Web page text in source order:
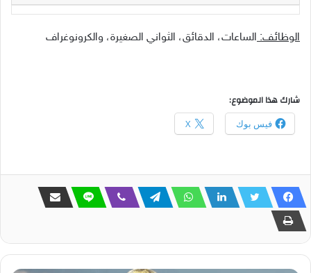
الوظائف: الساعات، الدقائق، الثواني الصغيرة، والكرونوغراف
شارك هذا الموضوع:
فيس بوك X